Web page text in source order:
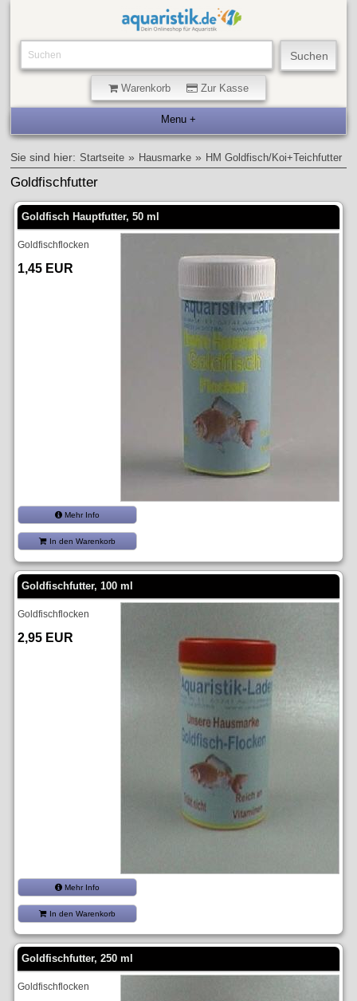
Warenkorb Zur Kasse
Sie sind hier: Startseite » Hausmarke » HM Goldfisch/Koi+Teichfutter
Goldfischfutter
Goldfisch Hauptfutter, 50 ml
Goldfischflocken
1,45 EUR
Mehr Info
In den Warenkorb
Goldfischfutter, 100 ml
Goldfischflocken
2,95 EUR
Mehr Info
In den Warenkorb
Goldfischfutter, 250 ml
Goldfischflocken